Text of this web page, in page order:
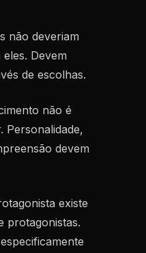
não deveriam
Devem
de escolhas.
não é
Personalidade,
devem
existe
protagonistas.